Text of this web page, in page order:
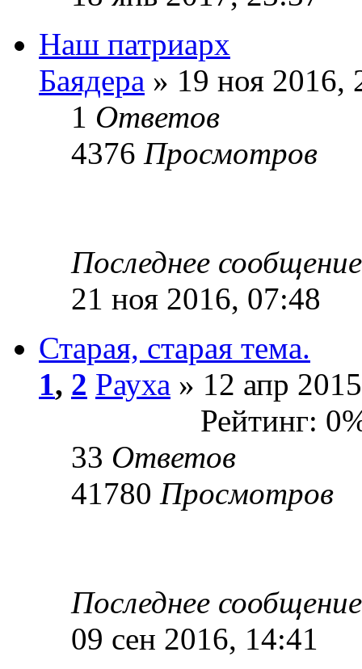
Наш патриарх
Баядера » 19 ноя 2016,
1 Ответов
4376 Просмотров
Последнее
21 ноя 2016, 07:48
Старая, старая тема.
1, 2 Рауха » 12 апр
Рейтинг:
33 Ответов
41780 Просмотров
Последнее
09 сен 2016, 14:41